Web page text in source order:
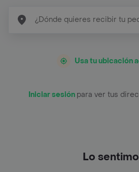
Usa tu ubicación
Iniciar sesión para ver tus
Lo